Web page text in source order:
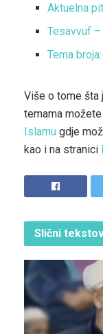
Aktuelna
Tesavvuf –
Tema
Više o tome
temama
Islamu gdje
kao i na stranici
Slični